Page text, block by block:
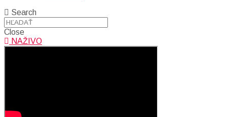
Search
Close
NAŽIVO